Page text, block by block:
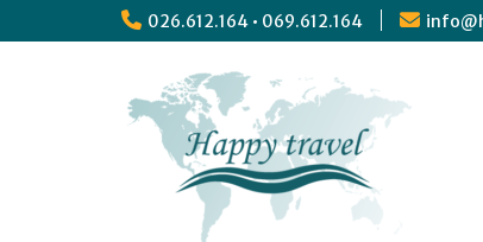
026.612.164 • 069.612.164